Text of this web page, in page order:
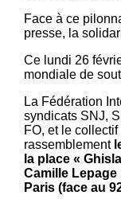
Face à ce
presse, la
Ce lundi 26
mondiale de
La Fédération
syndicats SNJ,
FO, et le
rassemblement
la place «
Camille
Paris (face au